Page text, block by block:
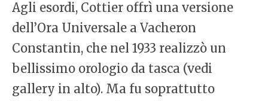
Agli esordi, Cottier offrì una versione
dell’Ora Universale a Vacheron
Constantin, che nel 1933 realizzò un
bellissimo orologio da tasca (vedi
gallery in alto). Ma fu soprattutto